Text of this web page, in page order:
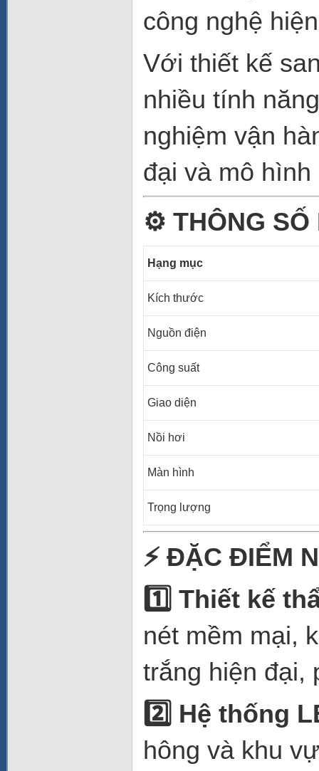
công nghệ
Với thiết kế
nhiều tính
nghiệm vận
đại và mô
⚙️ THÔNG
Hạng mục
Kích thước
Nguồn điện
Công suất
Giao diện
Nồi hơi
Màn hình
Trọng lượng
⚡ĐẶC ĐIỂM
1️ Thiết kế
nét mềm mại,
trắng hiện đại,
2️ Hệ thống
hông và khu